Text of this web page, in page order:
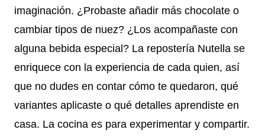
imaginación. ¿Probaste añadir más chocolate o
cambiar tipos de nuez? ¿Los acompañaste con
alguna bebida especial? La repostería Nutella se
enriquece con la experiencia de cada quien, así
que no dudes en contar cómo te quedaron, qué
variantes aplicaste o qué detalles aprendiste en
casa. La cocina es para experimentar y compartir.